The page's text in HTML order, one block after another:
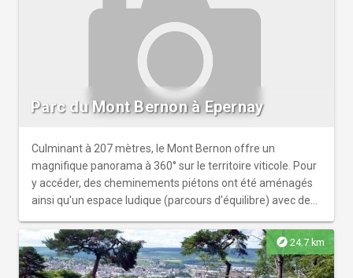
Parc du Mont Bernon à Epernay
Culminant à 207 mètres, le Mont Bernon offre un
magnifique panorama à 360° sur le territoire viticole. Pour
y accéder, des cheminements piétons ont été aménagés
ainsi qu'un espace ludique (parcours d'équilibre) avec des
au siècle dernier par la famille Moët ont été préservés de
même que les frênes, chênes et érables qui composent
les flancs du mont. Des zones de prairies ont également
explore 24.7 km